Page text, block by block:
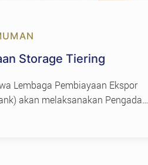
Storage Tiering
Lembaga Pembiayaan Ekspor
akan melaksanakan Pengadaan